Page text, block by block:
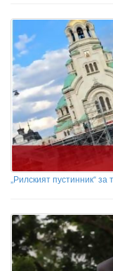
„Рилският пустинник“